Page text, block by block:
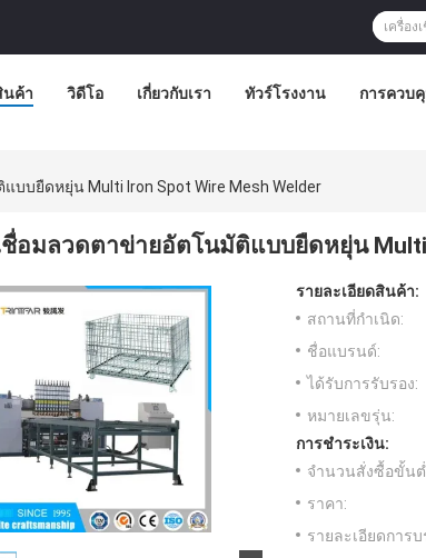
นค้า วิดีโอ เกี่ยวกับเรา ทัวร์โรงงาน การควบ
บบยืดหยุ่น Multi Iron Spot Wire Mesh Welder
ชื่อมลวดตาข่ายอัตโนมัติแบบยืดหยุ่น Multi
รายละเอียดสินค้า:
สถานที่กำเนิด:
ชื่อแบรนด์:
ได้รับการรับรอง:
หมายเลขรุ่น:
การชำระเงิน:
จำนวนสั่งซื้อขั้นต่
ราคา:
รายละเอียดการบ